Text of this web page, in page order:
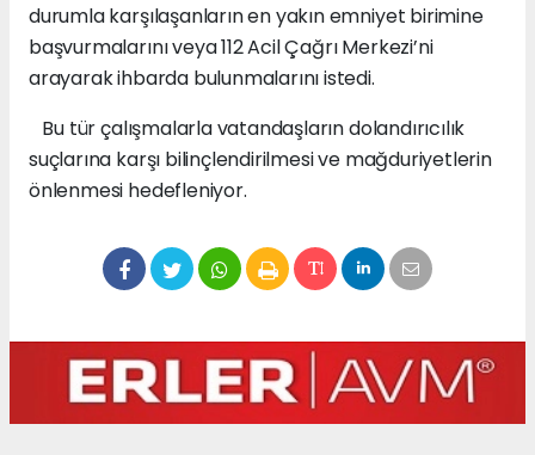
durumla karşılaşanların en yakın emniyet birimine
başvurmalarını veya 112 Acil Çağrı Merkezi’ni
arayarak ihbarda bulunmalarını istedi.
Bu tür çalışmalarla vatandaşların dolandırıcılık
suçlarına karşı bilinçlendirilmesi ve mağduriyetlerin
önlenmesi hedefleniyor.